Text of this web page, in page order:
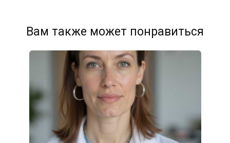
Вам также может понравиться